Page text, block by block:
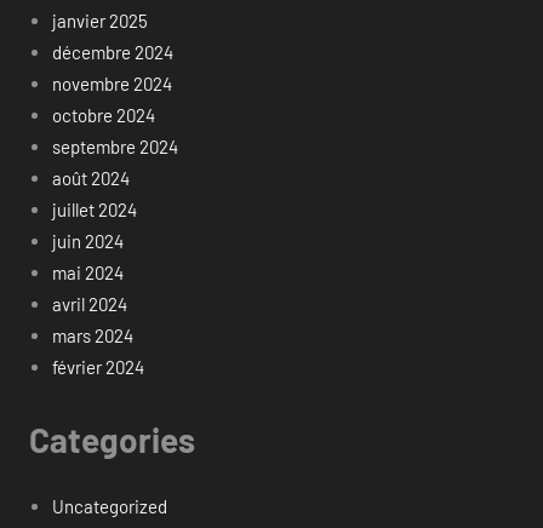
janvier 2025
décembre 2024
novembre 2024
octobre 2024
septembre 2024
août 2024
juillet 2024
juin 2024
mai 2024
avril 2024
mars 2024
février 2024
Categories
Uncategorized